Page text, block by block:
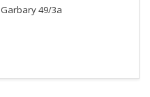
49/3a